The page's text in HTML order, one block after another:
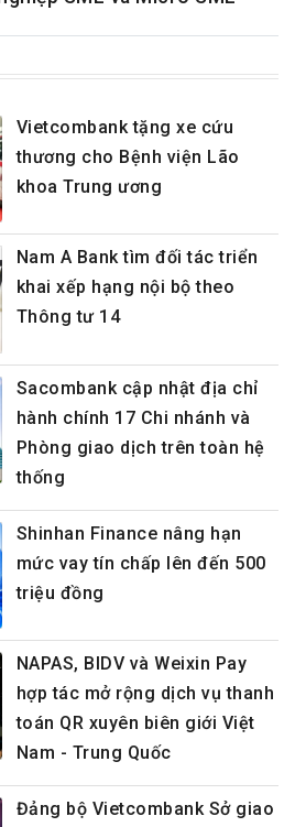
Vietcombank tặng xe cứu
thương cho Bệnh viện Lão
khoa Trung ương
Nam A Bank tìm đối tác triển
khai xếp hạng nội bộ theo
Thông tư 14
Sacombank cập nhật địa chỉ
hành chính 17 Chi nhánh và
Phòng giao dịch trên toàn hệ
thống
Shinhan Finance nâng hạn
mức vay tín chấp lên đến 500
triệu đồng
NAPAS, BIDV và Weixin Pay
hợp tác mở rộng dịch vụ thanh
toán QR xuyên biên giới Việt
Nam - Trung Quốc
Đảng bộ Vietcombank Sở giao